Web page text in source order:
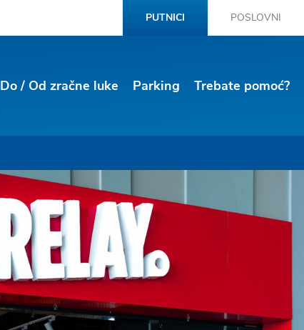
PUTNICI POSLOVNI
Do / Od zračne luke Parking Trebate pomoć?